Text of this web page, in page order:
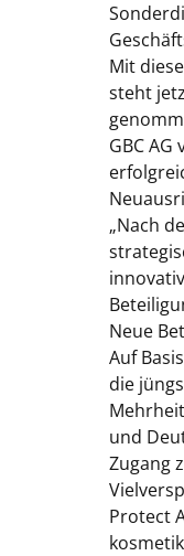
Mit
steht
GBC
„Nach
Neue
Auf
die
und
Zugang
Protect